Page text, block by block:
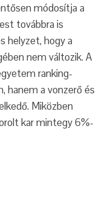
módosítja a
továbbra is
helyzet, hogy a
nem változik. A
ranking-
hanem a vonzerő és
Miközben
kar mintegy 6%-